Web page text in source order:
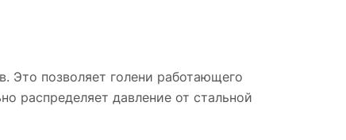
Это позволяет голени работающего
распределяет давление от стальной